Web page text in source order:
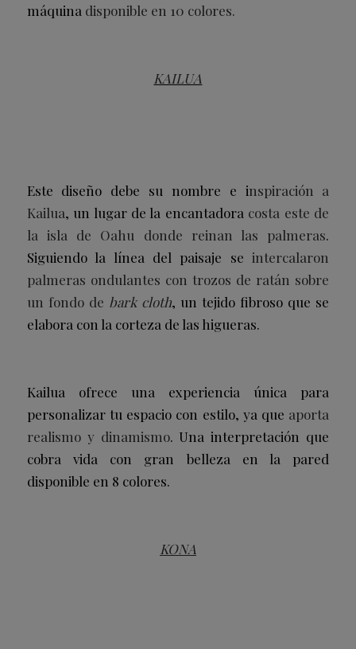
máquina disponible en 10 colores.
KAILUA
Este diseño debe su nombre e inspiración a
Kailua, un lugar de la encantadoracosta este de
la isla de Oahu donde reinan las palmeras.
Siguiendo la línea del paisaje seintercalaron
palmeras ondulantes con trozos de ratán sobre
un fondo de bark cloth, un tejido fibroso que se
elabora con la corteza de las higueras.
Kailua ofrece una experiencia única para
personalizar tu espacio con estilo, ya que aporta
realismo y dinamismo. Una interpretación que
cobra vida con gran belleza en la pared
disponible en 8 colores.
KONA